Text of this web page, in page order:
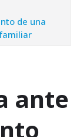
de una
ante